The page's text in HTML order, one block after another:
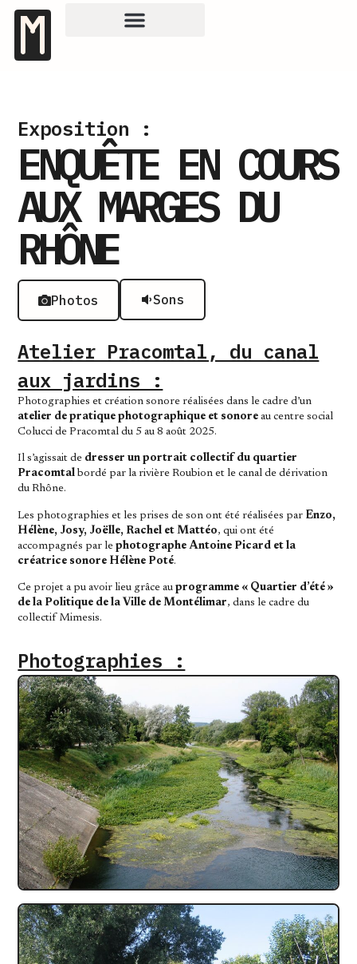
Exposition :
ENQUÊTE EN COURS
AUX MARGES DU
RHÔNE
Photos Sons
Atelier Pracomtal, du canal
aux jardins :​
Photographies et création sonore réalisées dans le cadre d’un
atelier de pratique photographique et sonore au centre social
Colucci de Pracomtal du 5 au 8 août 2025.
Il s’agissait de dresser un portrait collectif du quartier
Pracomtal bordé par la rivière Roubion et le canal de dérivation
du Rhône.
Les photographies et les prises de son ont été réalisées par Enzo,
Hélène, Josy, Joëlle, Rachel et Mattéo, qui ont été
accompagnés par lephotographe Antoine Picard et la
créatrice sonore Hélène Poté.
Ce projet a pu avoir lieu grâce auprogramme « Quartier d’été »
de la Politique de la Ville de Montélimar, dans le cadre du
collectif Mimesis.
Photographies :